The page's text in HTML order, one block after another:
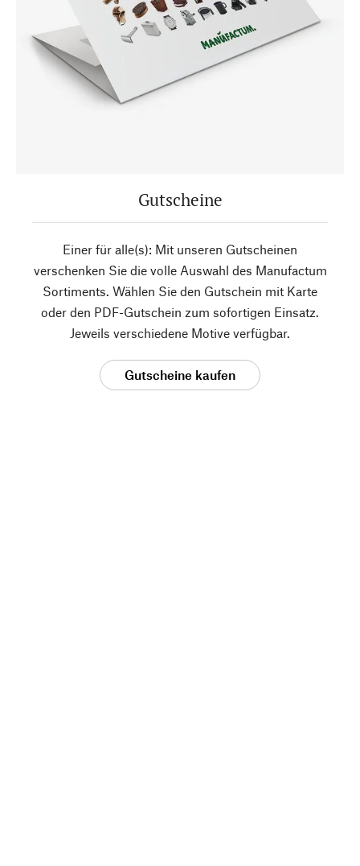
Gutscheine
Einer für alle(s): Mit unseren Gutscheinen
verschenken Sie die volle Auswahl des Manufactum
Sortiments. Wählen Sie den Gutschein mit Karte
oder den PDF-Gutschein zum sofortigen Einsatz.
Jeweils verschiedene Motive verfügbar.
Gutscheine kaufen